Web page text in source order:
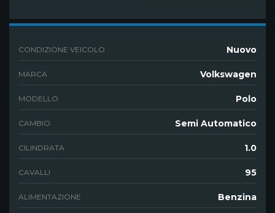
CONDIZIONE VEICOLO Nuovo
MARCA Volkswagen
MODELLO Polo
CAMBIO Semi Automatico
CILINDRATA 1.0
CAVALLI 95
ALIMENTAZIONE Benzina